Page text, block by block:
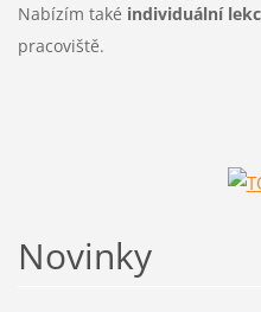
Nabízím také individuální
pracoviště.
Novinky